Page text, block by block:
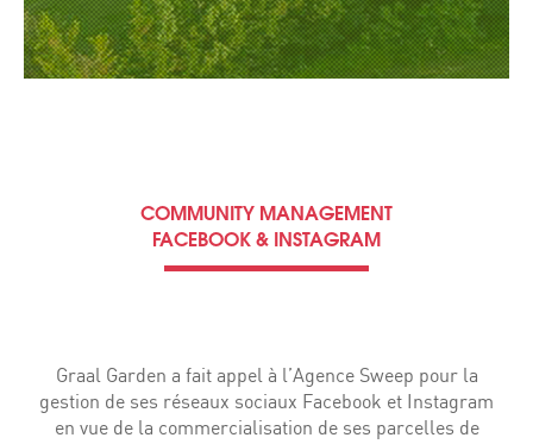
COMMUNITY MANAGEMENT
FACEBOOK & INSTAGRAM
Graal Garden a fait appel à l’Agence Sweep pour la
gestion de ses réseaux sociaux Facebook et Instagram
en vue de la commercialisation de ses parcelles de